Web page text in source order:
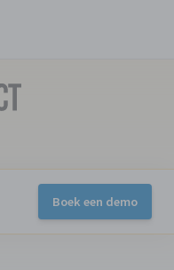
Boek een demo